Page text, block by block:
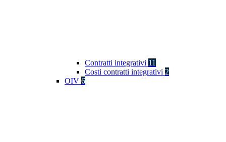
Contratti integrativi 11
Costi contratti integrativi 2
OIV 6